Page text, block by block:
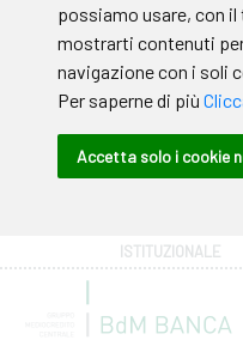
ISTITUZIONALE